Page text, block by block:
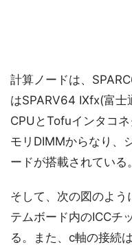
計算ノードは、
はSPARV64 IXfx(富
CPUとTofuインタコ
モリDIMMからなり、
ードが搭載されている。
そして、次の図のよう
テムボード内のICCチ
る。また、c軸の接続